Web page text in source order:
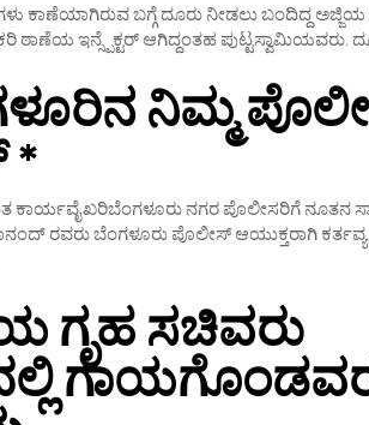
ಕಾಣೆಯಾಗಿರುವ ಬಗ್ಗೆ ದೂರು ನೀಡಲು ಬಂದಿದ್ದ
ಠಾಣೆಯ ಇನ್ಸ್ಪೆಕ್ಟರ್ ಆಗಿದ್ದಂತಹ ಪುಟ್ಟಸ್ವಾಮಿಯವರು.
ನಿಮ್ಮ
*
ಕಾರ್ಯವೈಖರಿಬೆಂಗಳೂರು ನಗರ ಪೊಲೀಸರಿಗೆ ನೂತನ
ರವರು ಬೆಂಗಳೂರು ಪೊಲೀಸ್ ಆಯುಕ್ತರಾಗಿ
ಗೃಹ ಸಚಿವರು